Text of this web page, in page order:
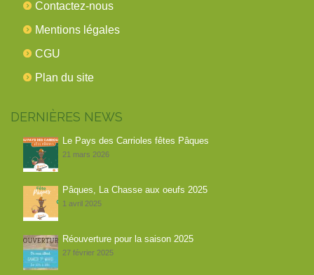
Contactez-nous
Mentions légales
CGU
Plan du site
DERNIÈRES NEWS
Le Pays des Carrioles fêtes Pâques
21 mars 2026
Pâques, La Chasse aux oeufs 2025
1 avril 2025
Réouverture pour la saison 2025
27 février 2025